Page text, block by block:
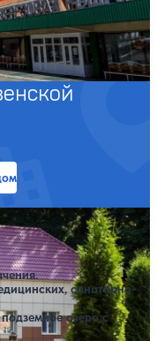
Крытый бассейн
санаторно-
озеро с
выбранные даты